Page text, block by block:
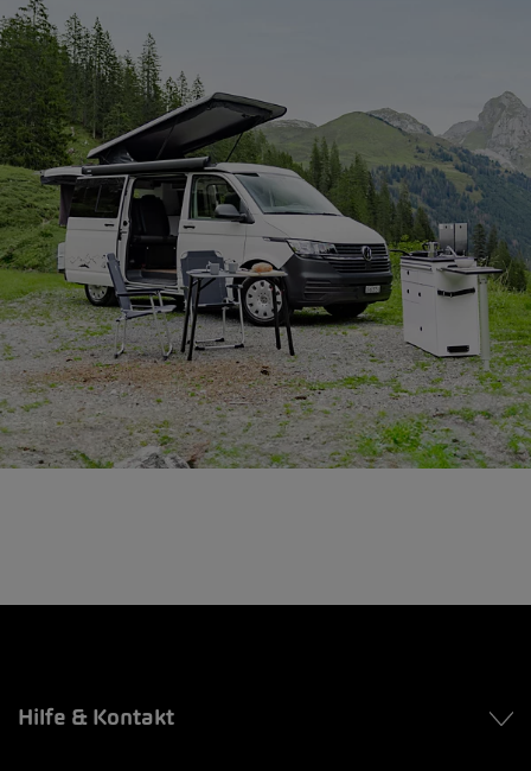
Hilfe & Kontakt